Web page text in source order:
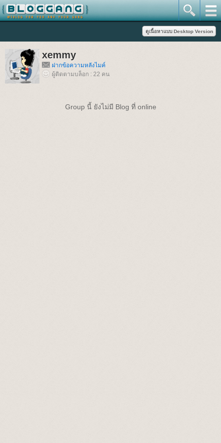
xemmy
ฝากข้อความหลังไมค์
ผู้ติดตามบล็อก : 22 คน
Group นี้ ยังไม่มี Blog ที่ online